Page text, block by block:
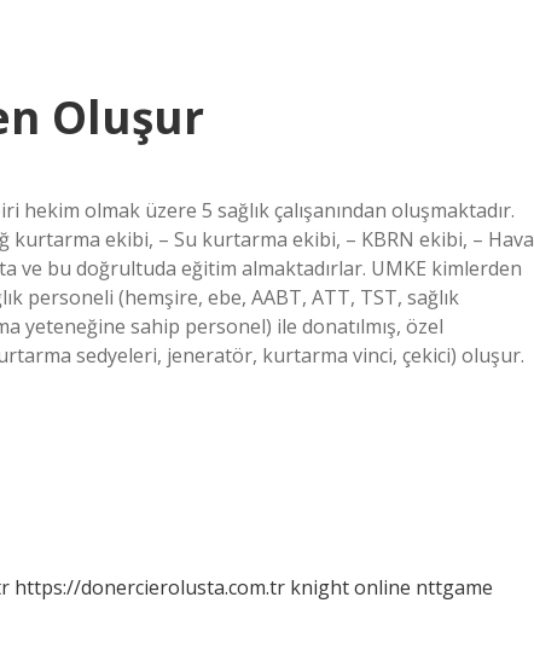
Oluşur
olmak üzere 5 sağlık çalışanından oluşmaktadır.
ekibi, – Su kurtarma ekibi, – KBRN ekibi, – Hava
ve bu doğrultuda eğitim almaktadırlar. UMKE kimlerden
personeli (hemşire, ebe, AABT, ATT, TST, sağlık
yeteneğine sahip personel) ile donatılmış, özel
sedyeleri, jeneratör, kurtarma vinci, çekici) oluşur.
https://donercierolusta.com.tr knight online nttgame